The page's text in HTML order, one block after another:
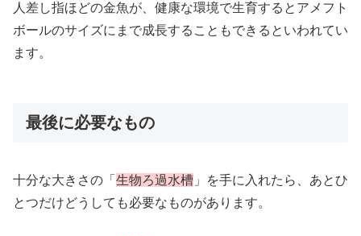
人差し指ほどの金魚が、健康な環境で生育するとアメフト
ボールのサイズにまで成長することもできるといわれてい
ます。
最後に必要なもの
十分な大きさの「 生物ろ過水槽 」を手に入れたら、あとひ
とつだけどうしても必要なものがあります。